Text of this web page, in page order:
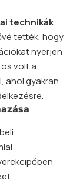
technikák
tették, hogy
nyerjen
volt a
ahol gyakran